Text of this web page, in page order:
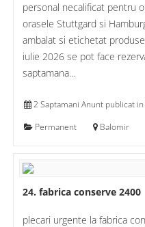
personal necalificat pentru
orasele Stuttgard si
ambalat si etichetat
iulie 2026 se pot face
saptamana…
2 Saptamani Anunt publicat
Permanent
Balomir
24. fabrica conserve 2400
plecari urgente la fabrica